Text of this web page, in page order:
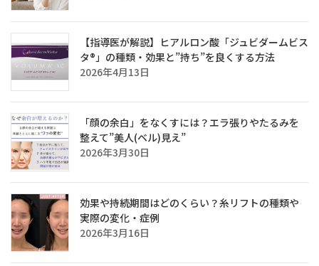
【指導医が解説】ヒアルロン酸「ジュビダームビス
タ®」の種類・効果と”持ち”を良くする方法
2026年4月13日
「顔の余白」をなくすには？エラ張りやたるみを
整えて”美人(ベル)見え”
2026年3月30日
効果や持続期間はどのくらい？糸リフトの種類や
実際の変化・症例
2026年3月16日